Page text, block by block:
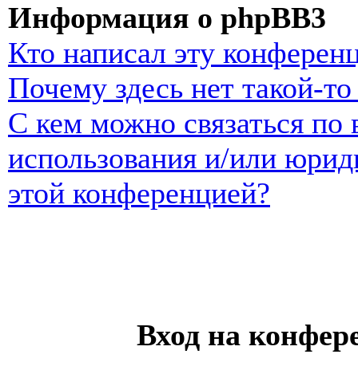
Информация о phpBB3
Кто написал эту
Почему здесь нет такой-
С кем можно связаться по
использования и/или
этой конференцией?
Вход на